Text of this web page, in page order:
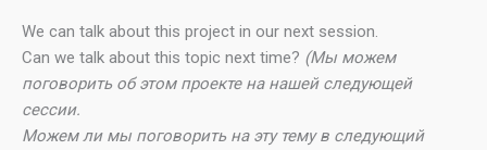
We can talk about this project in our next session.
Can we talk about this topic next time? (Мы можем
поговорить об этом проекте на нашей следующей
сессии.
Можем ли мы поговорить на эту тему в следующий